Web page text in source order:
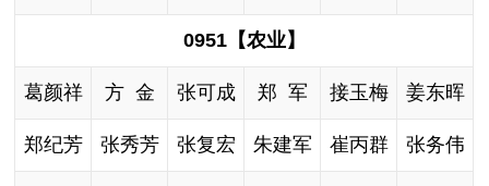
0951【农业】
葛颜祥 方 金 张可成 郑 军 接玉梅 姜东晖
郑纪芳 张秀芳 张复宏 朱建军 崔丙群 张务伟